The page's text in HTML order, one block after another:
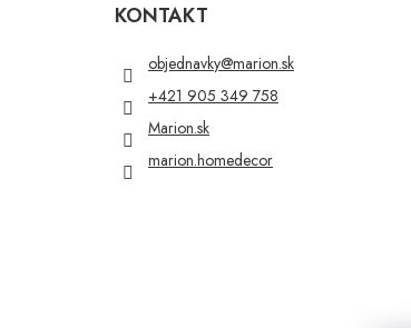
KONTAKT
objednavky@marion.sk
+421 905 349 758
Marion.sk
marion.homedecor